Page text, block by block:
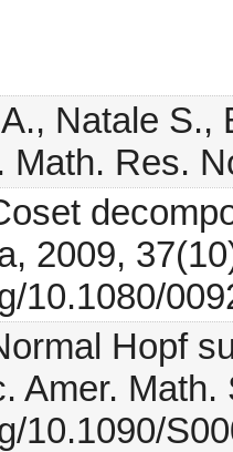
Natale
Math. Res.
2009,
10.1080/
Hopf
Amer.
10.1090/